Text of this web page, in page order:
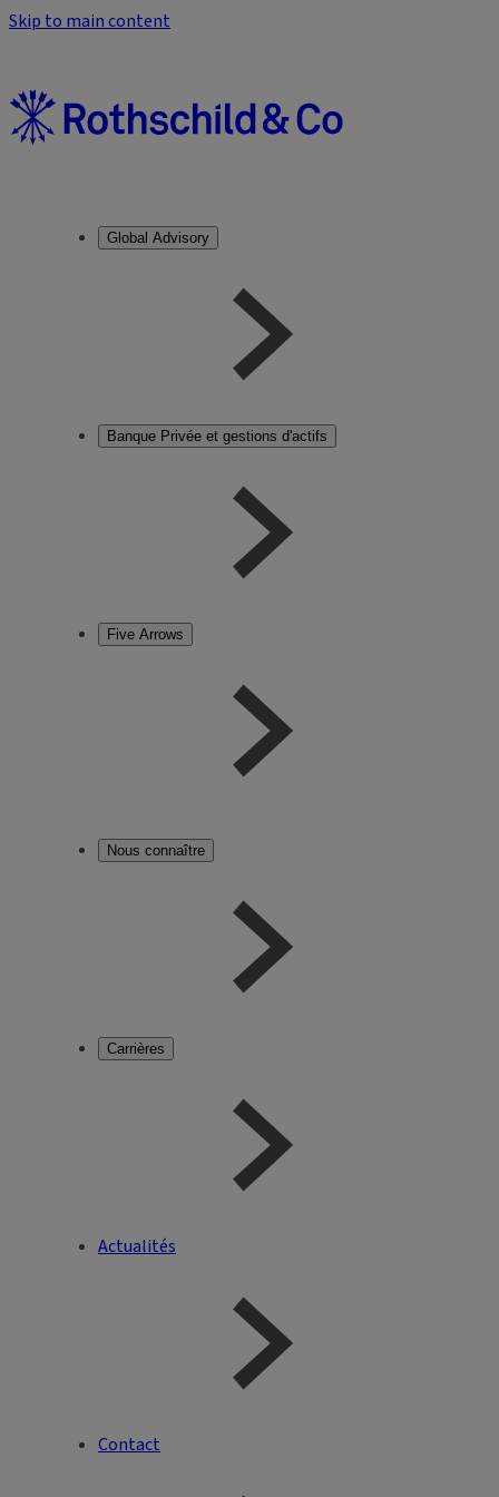
Skip to main content
Global Advisory
Banque Privée et gestions d'actifs
Five Arrows
Nous connaître
Carrières
Actualités
Contact